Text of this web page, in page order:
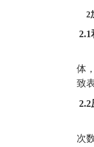
2
2.1
体
致
2.2
次